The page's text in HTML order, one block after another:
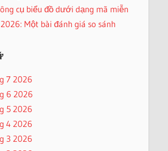
cụ biểu đồ dưới dạng mã miễn
Một bài đánh giá so sánh
7 2026
6 2026
5 2026
4 2026
3 2026